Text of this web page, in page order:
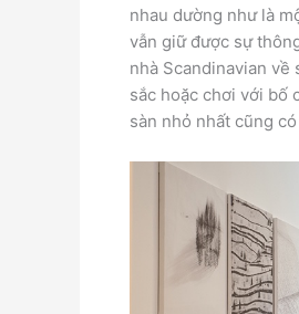
nhau dường như là
vẫn giữ được sự
nhà Scandinavian
sắc hoặc chơi với bố
sàn nhỏ nhất cũng